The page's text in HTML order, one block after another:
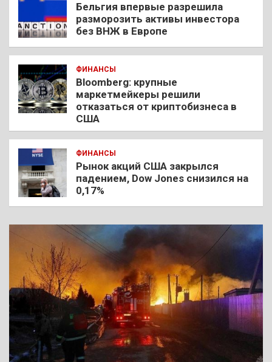
Бельгия впервые разрешила
разморозить активы инвестора
без ВНЖ в Европе
ФИНАНСЫ
Bloomberg: крупные
маркетмейкеры решили
отказаться от криптобизнеса в
США
ФИНАНСЫ
Рынок акций США закрылся
падением, Dow Jones снизился на
0,17%